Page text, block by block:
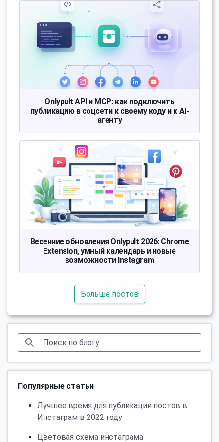
Onlypult API и MCP: как подключить
публикацию в соцсети к своему коду и к AI-
агенту
Весенние обновления Onlypult 2026: Chrome
Extension, умный календарь и новые
возможности Instagram
Больше постов
Популярные статьи
Лучшее время для публикации постов в
Инстаграм в 2022 году
Цветовая схема инстаграма